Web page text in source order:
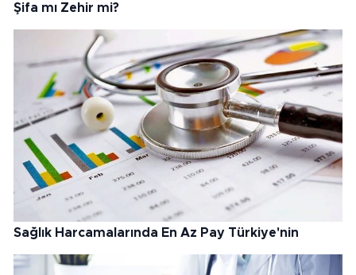
Şifa mı Zehir mi?
Sağlık Harcamalarında En Az Pay Türkiye'nin